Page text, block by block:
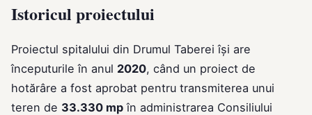
Istoricul proiectului
Proiectul spitalului din Drumul Taberei își are
începuturile în anul 2020, când un proiect de
hotărâre a fost aprobat pentru transmiterea unui
teren de 33.330 mp în administrarea Consiliului